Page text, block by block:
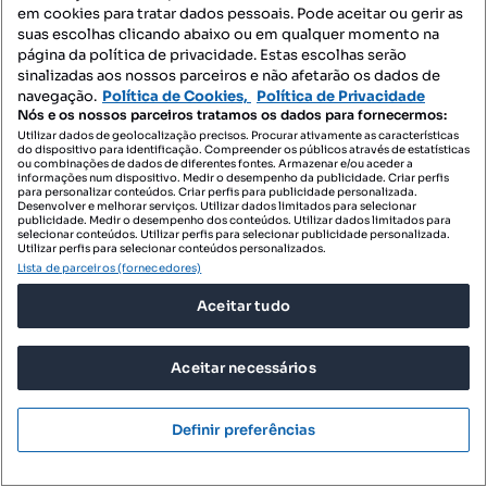
Rua João Augusto Saias, Quelfes, Olhão, Faro
Tipologia
T3
Preço por metro quadrado
92 m²
Andar 2 andar
CENTURY 21 Realty Art
Profissional
em cookies para tratar dados pessoais. Pode aceitar ou gerir as
suas escolhas clicando abaixo ou em qualquer momento na
página da política de privacidade. Estas escolhas serão
sinalizadas aos nossos parceiros e não afetarão os dados de
navegação. Política de Cookies, Política de Privacidade
Nós e os nossos parceiros tratamos os dados para fornecermos:
Utilizar dados de geolocalização precisos. Procurar ativamente as características
do dispositivo para identificação. Compreender os públicos através de estatísticas
ou combinações de dados de diferentes fontes. Armazenar e/ou aceder a
informações num dispositivo. Medir o desempenho da publicidade. Criar perfis
para personalizar conteúdos. Criar perfis para publicidade personalizada.
Desenvolver e melhorar serviços. Utilizar dados limitados para selecionar
publicidade. Medir o desempenho dos conteúdos. Utilizar dados limitados para
selecionar conteúdos. Utilizar perfis para selecionar publicidade personalizada.
Utilizar perfis para selecionar conteúdos personalizados.
Lista de parceiros (fornecedores)
Aceitar tudo
Aceitar necessários
Definir preferências